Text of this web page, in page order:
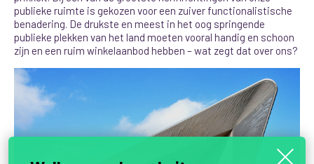
publieke ruimte is gekozen voor een zuiver functionalistische
benadering. De drukste en meest in het oog springende
publieke plekken van het land moeten vooral handig en schoon
zijn en een ruim winkelaanbod hebben – wat zegt dat over ons?